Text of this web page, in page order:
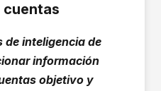
cuentas
de inteligencia de
información
objetivo y